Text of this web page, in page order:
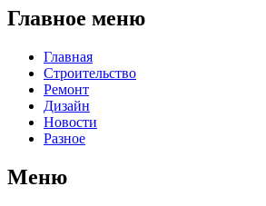
Главное меню
Главная
Строительство
Ремонт
Дизайн
Новости
Разное
Меню